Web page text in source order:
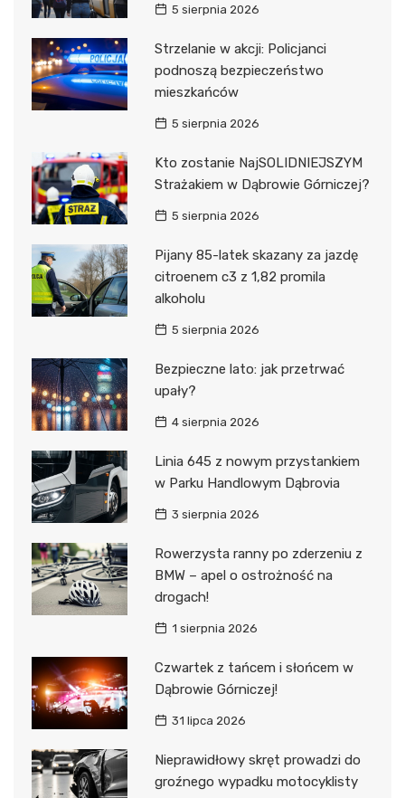
5 sierpnia 2026
Strzelanie w akcji: Policjanci
podnoszą bezpieczeństwo
mieszkańców
5 sierpnia 2026
Kto zostanie NajSOLIDNIEJSZYM
Strażakiem w Dąbrowie Górniczej?
5 sierpnia 2026
Pijany 85-latek skazany za jazdę
citroenem c3 z 1,82 promila
alkoholu
5 sierpnia 2026
Bezpieczne lato: jak przetrwać
upały?
4 sierpnia 2026
Linia 645 z nowym przystankiem
w Parku Handlowym Dąbrovia
3 sierpnia 2026
Rowerzysta ranny po zderzeniu z
BMW – apel o ostrożność na
drogach!
1 sierpnia 2026
Czwartek z tańcem i słońcem w
Dąbrowie Górniczej!
31 lipca 2026
Nieprawidłowy skręt prowadzi do
groźnego wypadku motocyklisty